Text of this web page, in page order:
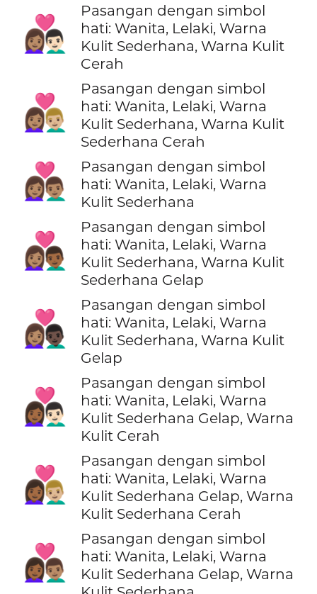
👩🏽‍❤️‍👨🏻
Pasangan dengan simbol
hati: Wanita, Lelaki, Warna
Kulit Sederhana, Warna Kulit
Cerah
👩🏽‍❤️‍👨🏼
Pasangan dengan simbol
hati: Wanita, Lelaki, Warna
Kulit Sederhana, Warna Kulit
Sederhana Cerah
👩🏽‍❤️‍👨🏽
Pasangan dengan simbol
hati: Wanita, Lelaki, Warna
Kulit Sederhana
👩🏽‍❤️‍👨🏾
Pasangan dengan simbol
hati: Wanita, Lelaki, Warna
Kulit Sederhana, Warna Kulit
Sederhana Gelap
👩🏽‍❤️‍👨🏿
Pasangan dengan simbol
hati: Wanita, Lelaki, Warna
Kulit Sederhana, Warna Kulit
Gelap
👩🏾‍❤️‍👨🏻
Pasangan dengan simbol
hati: Wanita, Lelaki, Warna
Kulit Sederhana Gelap, Warna
Kulit Cerah
👩🏾‍❤️‍👨🏼
Pasangan dengan simbol
hati: Wanita, Lelaki, Warna
Kulit Sederhana Gelap, Warna
Kulit Sederhana Cerah
👩🏾‍❤️‍👨🏽
Pasangan dengan simbol
hati: Wanita, Lelaki, Warna
Kulit Sederhana Gelap, Warna